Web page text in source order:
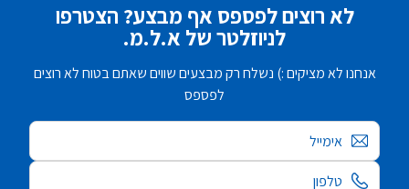
לא רוצים לפספס אף מבצע? הצטרפו
לניוזלטר של א.ל.מ.
אנחנו לא מציקים :) נשלח רק מבצעים שווים שאתם בטוח לא רוצים
לפספס
אימייל